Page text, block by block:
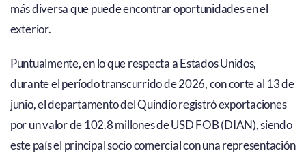
más diversa que puede encontrar oportunidades en el
exterior.
Puntualmente, en lo que respecta a Estados Unidos,
durante el período transcurrido de 2026, con corte al 13 de
junio, el departamento del Quindío registró exportaciones
por un valor de 102.8 millones de USD FOB (DIAN), siendo
este país el principal socio comercial con una representación